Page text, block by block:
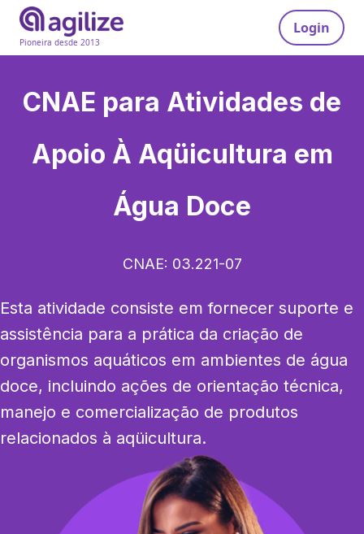
Pioneira desde 2013
Login
CNAE para Atividades de
Apoio À Aqüicultura em
Água Doce
CNAE: 03.221-07
Esta atividade consiste em fornecer suporte e
assistência para a prática da criação de
organismos aquáticos em ambientes de água
doce, incluindo ações de orientação técnica,
manejo e comercialização de produtos
relacionados à aqüicultura.